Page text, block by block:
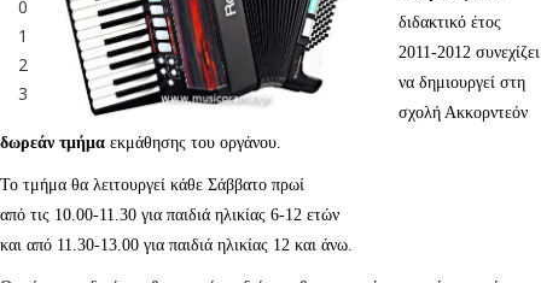
0
1
2
3
διδακτικό έτος
2011-2012 συνεχίζει
να δημιουργεί στη
σχολή Ακκορντεόν
δωρεάν τμήμα εκμάθησης του οργάνου.
Το τμήμα θα λειτουργεί κάθε Σάββατο πρωί
από τις 10.00-11.30 για παιδιά ηλικίας 6-12 ετών
και από 11.30-13.00 για παιδιά ηλικίας 12 και άνω.